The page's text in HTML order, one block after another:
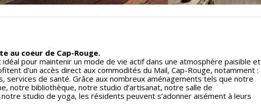
au coeur de Cap-Rouge.
idéal pour maintenir un mode de vie actif dans une atmosphère paisible et
d’un accès direct aux commodités du Mail, Cap-Rouge, notamment :
services de santé. Grâce aux nombreux aménagements tels que notre
notre bibliothèque, notre studio d’artisanat, notre salle de
studio de yoga, les résidents peuvent s’adonner aisément à leurs